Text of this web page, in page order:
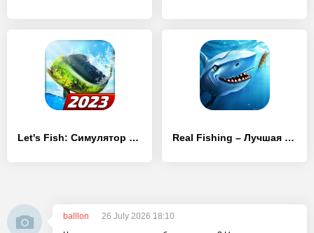
Let's Fish: Симулятор рыбалки Real Fishing – Лучшая игра о рыбалке
balllon
26 July 2026 18:10